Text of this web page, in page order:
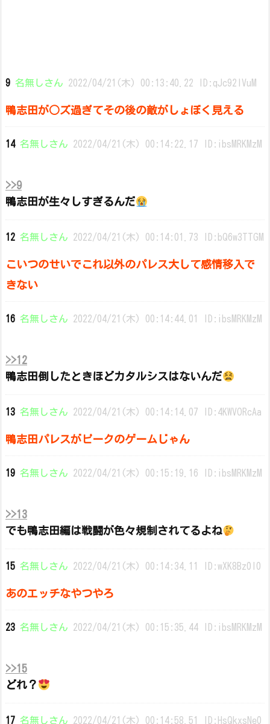
9 名無しさん 2022/04/21(木) 00:13:40.22 ID:qJc92lVuM
鴨志田が○ズ過ぎてその後の敵がしょぼく見える
14 名無しさん 2022/04/21(木) 00:14:22.17 ID:ibsMRKMzM
>>9
鴨志田が生々しすぎるんだ
12 名無しさん 2022/04/21(木) 00:14:01.73 ID:bQ6w3TTGM
こいつのせいでこれ以外のパレス大して感情移入で
きない
16 名無しさん 2022/04/21(木) 00:14:44.01 ID:ibsMRKMzM
>>12
鴨志田倒したときほどカタルシスはないんだ
13 名無しさん 2022/04/21(木) 00:14:14.07 ID:4KWVORcAa
鴨志田パレスがピークのゲームじゃん
19 名無しさん 2022/04/21(木) 00:15:19.16 ID:ibsMRKMzM
>>13
でも鴨志田編は戦闘が色々規制されてるよね
15 名無しさん 2022/04/21(木) 00:14:34.11 ID:wXK8Bz0I0
あのエッチなやつやろ
23 名無しさん 2022/04/21(木) 00:15:35.44 ID:ibsMRKMzM
>>15
どれ？
17 名無しさん 2022/04/21(木) 00:14:58.51 ID:HsQkxsNe0